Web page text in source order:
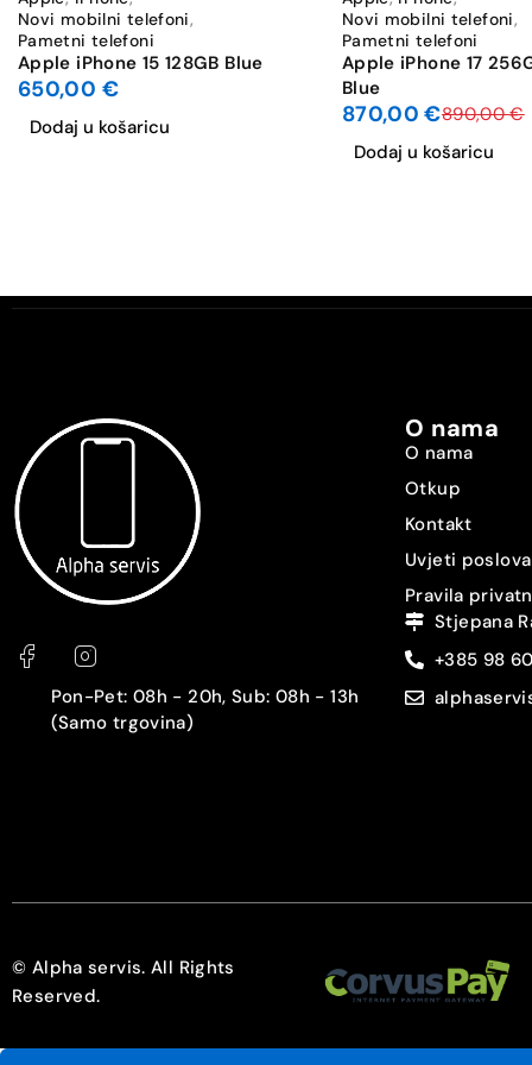
Optički zoom [x]
Max. video rezolucija
GPS
Čitač otiska prstiju
Prepoznavanje lica
3.5 mm audio izlaz
Novi mobilni telefoni,
Pametni telefoni
Apple iPhone 15 128GB Blue
650,00 €
Dodaj u košaricu
Novi mobilni telefoni,
Pametni telefoni
Apple iPhone 17
Blue
890,00€
870,00€
Dodaj u košaricu
Pon-Pet: 08h - 20h, Sub: 08h - 13h
(Samo trgovina)
O nama
O nama
Otkup
Kontakt
Uvjeti
Pravila
Stjepana
+385 98
© Alpha servis. All Rights
Reserved.